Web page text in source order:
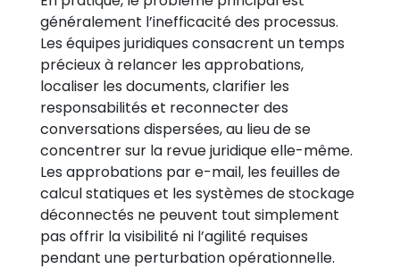
généralement l’inefficacité des processus.
Les équipes juridiques consacrent un temps
précieux à relancer les approbations,
localiser les documents, clarifier les
responsabilités et reconnecter des
conversations dispersées, au lieu de se
concentrer sur la revue juridique elle-même.
Les approbations par e-mail, les feuilles de
calcul statiques et les systèmes de stockage
déconnectés ne peuvent tout simplement
pas offrir la visibilité ni l’agilité requises
pendant une perturbation opérationnelle.